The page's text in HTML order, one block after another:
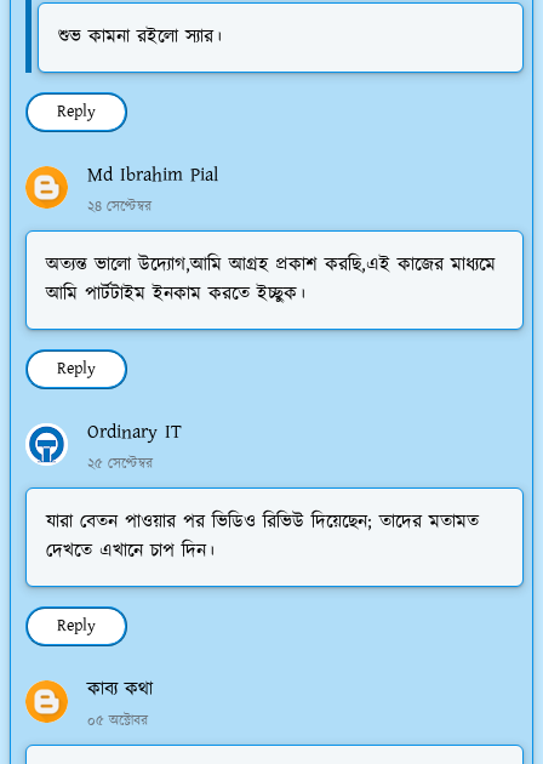
শুভ কামনা রইলো স্যার।
Reply
Md Ibrahim Pial
২৪ সেপ্টেম্বর
অত্যন্ত ভালো উদ্যোগ,আমি আগ্রহ প্রকাশ করছি,এই কাজের মাধ্যমে
আমি পার্টটাইম ইনকাম করতে ইচ্ছুক।
Reply
Ordinary IT
২৫ সেপ্টেম্বর
যারা বেতন পাওয়ার পর ভিডিও রিভিউ দিয়েছেন; তাদের মতামত
দেখতে এখানে চাপ দিন।
Reply
কাব্য কথা
০৫ অক্টোবর